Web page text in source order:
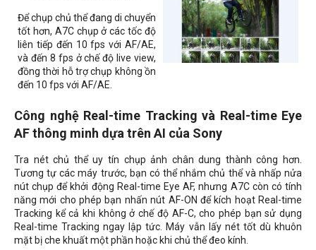
Để chụp chủ thể đang di chuyển
tốt hơn, A7C chụp ở các tốc độ
liên tiếp đến 10 fps với AF/AE,
và đến 8 fps ở chế độ live view,
đồng thời hỗ trợ chụp không ồn
đến 10 fps với AF/AE.
Công nghệ Real-time Tracking và Real-time Eye
AF thông minh dựa trên AI của Sony
Tra nét chủ thể uy tín chụp ảnh chân dung thành công hơn.
Tương tự các máy trước, bạn có thể nhắm chủ thể và nhấp nửa
nút chụp để khởi động Real-time Eye AF, nhưng A7C còn có tính
năng mới cho phép bạn nhấn nút AF-ON để kích hoạt Real-time
Tracking kể cả khi không ở chế độ AF-C, cho phép bạn sử dụng
Real-time Tracking ngay lập tức. Máy vẫn lấy nét tốt dù khuôn
mặt bị che khuất một phần hoặc khi chủ thể đeo kính.